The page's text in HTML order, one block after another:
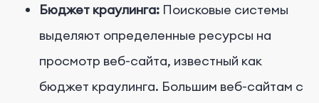
Бюджет краулинга: Поисковые системы
выделяют определенные ресурсы на
просмотр веб-сайта, известный как
бюджет краулинга. Большим веб-сайтам с